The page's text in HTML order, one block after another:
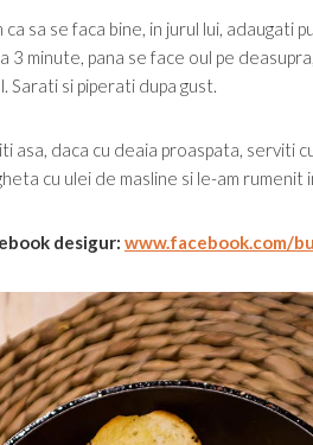
sa se faca bine, in jurul lui, adaugati
3 minute, pana se face oul pe
Sarati si piperati dupa gust.
asa, daca cu deaia proaspata, serviti
cu ulei de masline si le-am rumenit
desigur: www.facebook.com/